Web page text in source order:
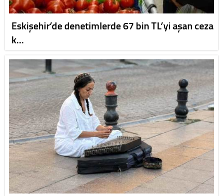
Eskişehir’de denetimlerde 67 bin TL’yi aşan ceza
k…